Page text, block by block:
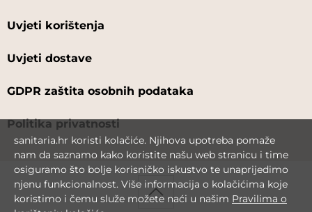
Uvjeti korištenja
Uvjeti dostave
GDPR zaštita osobnih podataka
Politika privatnosti
sanitaria.hr koristi kolačiće. Njihova upotreba pomaže
nam da saznamo kako koristite našu web stranicu i time
osiguramo što bolje korisničko iskustvo te unaprijedimo
njenu funkcionalnost. Više informacija o kolačićima koje
koristimo i čemu služe možete naći u našim Pravilima o